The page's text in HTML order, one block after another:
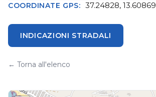
COORDINATE GPS: 37.24828, 13.60869
INDICAZIONI STRADALI
← Torna all'elenco